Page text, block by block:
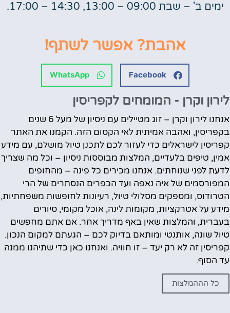
ימים ב' – שבת 09:00 – 13:00, 14:30 – 17:00.
אהבת? אפשר לשתף!
Facebook
WhatsApp
לירון וקרן - המומחים לקפריסין
אנחנו לירון וקרן – זוג מטיילים עם ניסיון של מעל 6 שנים
בקפריסין, ואהבה אמיתית לאי הקסום הזה. הקמנו את האתר
קפריסין לישראלים כדי לעזור לכם לתכנן טיול מושלם, עם מידע
אמין, טיפים בלעדיים, המלצות מבוססות ניסיון – וכל מה שצריך
לדעת לפני שנוחתים. אנחנו מכירים כל פינה – מהחופים
המפורסמים של איה נאפה ועד הכפרים הנסתרים של הרי
הטרודוס, ומספקים מסלולי טיול, רעיונות לחופשות משפחתיות,
מידע על אטרקציות, מקומות לינה, אוכל מקומי, סיורים
בעברית, והמלצות שאין באף מדריך אחר. אם אתם מחפשים
טיול שונה, אותנטי ומותאם בדיוק לכם – הגעתם למקום הנכון.
קפריסין זה לא רק יעד – זו חוויה. ואנחנו כאן כדי שתיהנו ממנה
עד הסוף.
כל הההמלצות